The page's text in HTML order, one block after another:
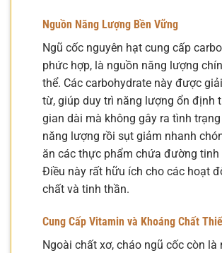
Nguồn Năng Lượng Bền Vững
Ngũ cốc nguyên hạt cung cấp
phức hợp, là nguồn năng lượng
thể. Các carbohydrate này được
từ, giúp duy trì năng lượng ổn định
gian dài mà không gây ra tình trạng
năng lượng rồi sụt giảm nhanh
ăn các thực phẩm chứa đường tinh
Điều này rất hữu ích cho các hoạt
chất và tinh thần.
Cung Cấp Vitamin và Khoáng Chất
Ngoài chất xơ, cháo ngũ cốc còn là